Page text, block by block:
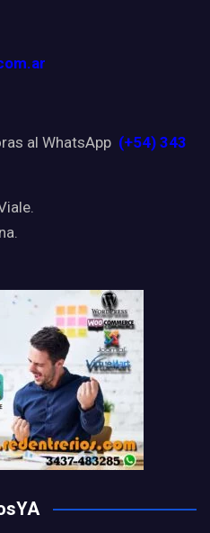
al WhatsApp (+54) 343